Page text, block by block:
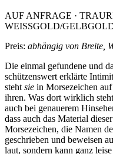
AUF ANFRAGE ·
WEISSGOLD/
Preis: abhängig von Breite,
Die einmal gefundene und
schützenswert erklärte
steht sie in Morsezeichen
ihren. Was dort wirklich
auch bei genauerem
dass auch das Material
Morsezeichen, die Namen
geschrieben und beweisen
laut, sondern kann ganz